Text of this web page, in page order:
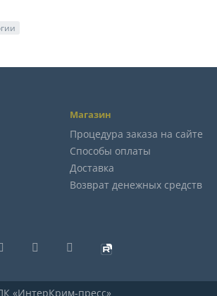
Магазин
Процедура заказа на сайте
Способы оплаты
Доставка
Возврат денежных средств
«ИнтерКрим-пресс»